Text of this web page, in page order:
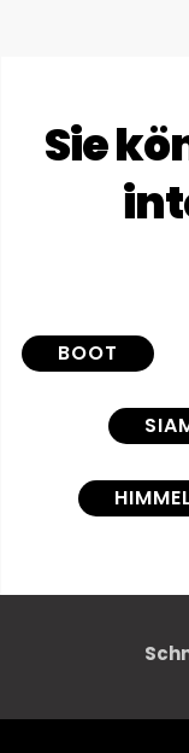
Sie
BOOT
HIMMEL
BLAU